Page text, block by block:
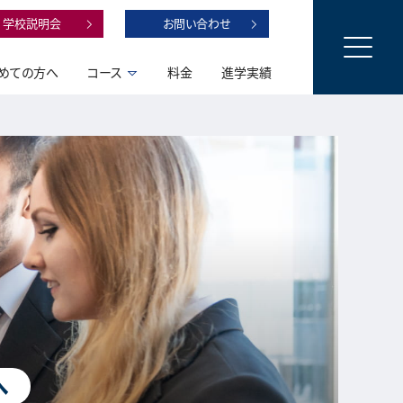
学校説明会 お問い合わせ
ての方へ コース 料金 進学実績